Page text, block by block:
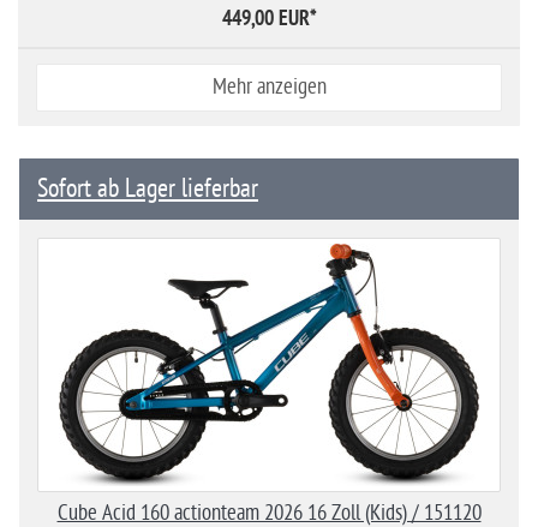
449,00 EUR*
Mehr anzeigen
Sofort ab Lager lieferbar
Cube Acid 160 actionteam 2026 16 Zoll (Kids) / 151120